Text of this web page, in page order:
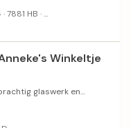
Westerdiep Oostzijde 4 · 7881 HB ·
Winkeltje
glaswerk en